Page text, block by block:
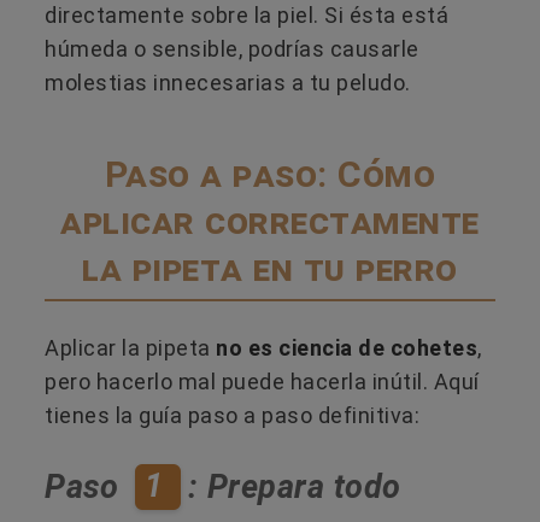
directamente sobre la piel. Si ésta está
húmeda o sensible, podrías causarle
molestias innecesarias a tu peludo.
Paso a paso: Cómo
aplicar correctamente
la pipeta en tu perro
Aplicar la pipeta no es ciencia de cohetes,
pero hacerlo mal puede hacerla inútil. Aquí
tienes la guía paso a paso definitiva:
Paso 1 : Prepara todo